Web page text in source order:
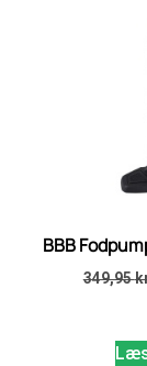
BBB
349,95